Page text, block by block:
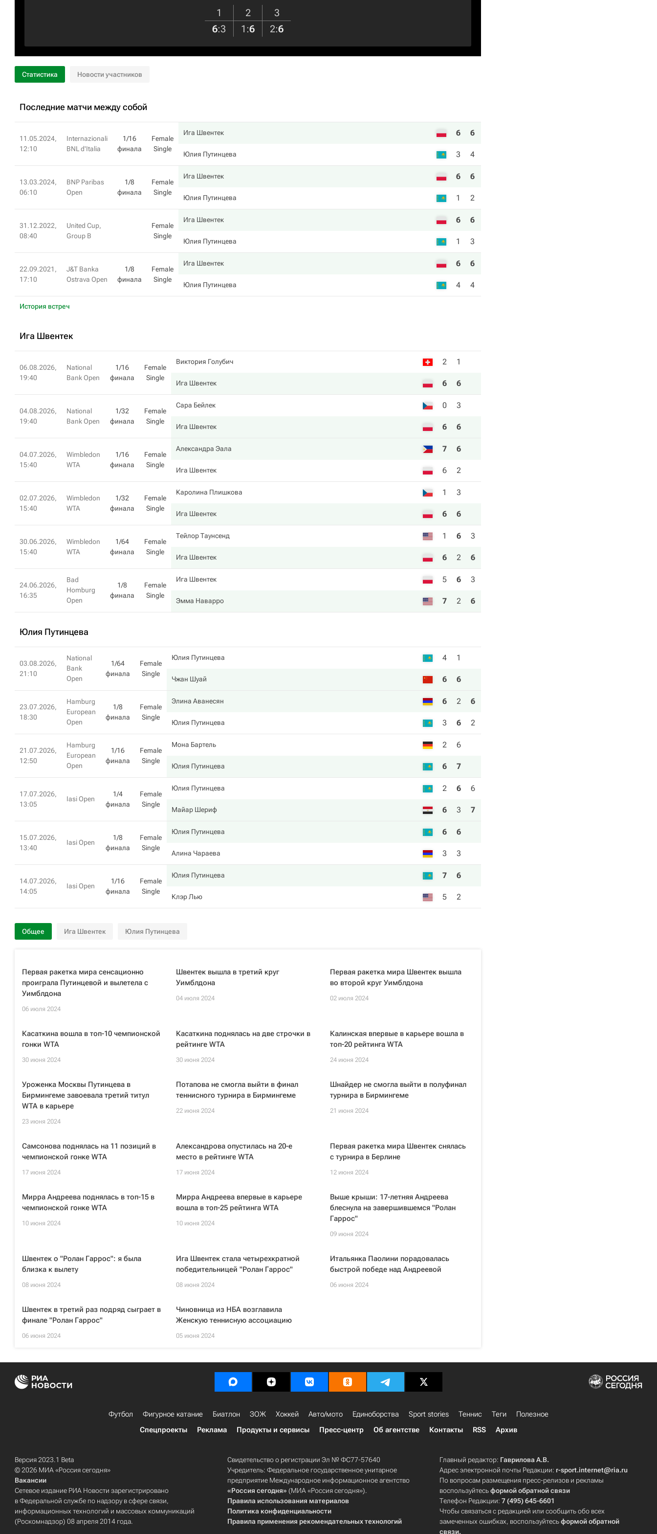
1 2
3
6:3 1 :6 2:6
Статистика Новости участников
Последние матчи между собой
11.05.2024,
12:10
Internazionali
BNL d'Italia
1/16
финала
Female
Single
Ига Швентек 6 6
Юлия Путинцева 3 4
13.03.2024,
06:10
BNP Paribas
Open
1/8
финала
Female
Single
Ига Швентек 6 6
Юлия Путинцева 1 2
31.12.2022,
08:40
United Cup,
Group B
Female
Single
Ига Швентек 6 6
Юлия Путинцева 1 3
22.09.2021,
17:10
J&T Banka
Ostrava Open
1/8
финала
Female
Single
Ига Швентек 6 6
Юлия Путинцева 4 4
История встреч
Ига Швентек
06.08.2026,
19:40
National
Bank Open
1/16
финала
Female
Single
Виктория Голубич 2 1
Ига Швентек 6 6
04.08.2026,
19:40
National
Bank Open
1/32
финала
Female
Single
Сара Бейлек 0 3
Ига Швентек 6 6
04.07.2026,
15:40
Wimbledon
WTA
1/16
финала
Female
Single
Александра Эала 7 6
Ига Швентек 6 2
02.07.2026,
15:40
Wimbledon
WTA
1/32
финала
Female
Single
Каролина Плишкова 1 3
Ига Швентек 6 6
30.06.2026,
15:40
Wimbledon
WTA
1/64
финала
Female
Single
Тейлор Таунсенд 1 6 3
Ига Швентек 6 2 6
24.06.2026,
16:35
Bad
Homburg
Open
1/8
финала
Female
Single
Ига Швентек 5 6 3
Эмма Наварро 7 2 6
Юлия Путинцева
03.08.2026,
21:10
National
Bank
Open
1/64
финала
Female
Single
Юлия Путинцева 4 1
Чжан Шуай 6 6
23.07.2026,
18:30
Hamburg
European
Open
1/8
финала
Female
Single
Элина Аванесян 6 2 6
Юлия Путинцева 3 6 2
21.07.2026,
12:50
Hamburg
European
Open
1/16
финала
Female
Single
Мона Бартель 2 6
Юлия Путинцева 6 7
17.07.2026,
13:05
Iasi Open
1/4
финала
Female
Single
Юлия Путинцева 2 6 6
Майар Шериф 6 3 7
15.07.2026,
13:40
Iasi Open
1/8
финала
Female
Single
Юлия Путинцева 6 6
Алина Чараева 3 3
14.07.2026,
14:05
Iasi Open
1/16
финала
Female
Single
Юлия Путинцева 7 6
Клэр Лью 5 2
Общее Ига Швентек Юлия Путинцева
Первая ракетка мира сенсационно
проиграла Путинцевой и вылетела с
Уимблдона
06 июля 2024
Швентек вышла в третий круг
Уимблдона
04 июля 2024
Первая ракетка мира Швентек вышла
во второй круг Уимблдона
02 июля 2024
Касаткина вошла в топ-10 чемпионской
гонки WTA
30 июня 2024
Касаткина поднялась на две строчки в
рейтинге WTA
30 июня 2024
Калинская впервые в карьере вошла в
топ-20 рейтинга WTA
24 июня 2024
Уроженка Москвы Путинцева в
Бирмингеме завоевала третий титул
WTA в карьере
23 июня 2024
Потапова не смогла выйти в финал
теннисного турнира в Бирмингеме
22 июня 2024
Шнайдер не смогла выйти в полуфинал
турнира в Бирмингеме
21 июня 2024
Самсонова поднялась на 11 позиций в
чемпионской гонке WTA
17 июня 2024
Александрова опустилась на 20-е
место в рейтинге WTA
17 июня 2024
Первая ракетка мира Швентек снялась
с турнира в Берлине
12 июня 2024
Мирра Андреева поднялась в топ-15 в
чемпионской гонке WTA
10 июня 2024
Мирра Андреева впервые в карьере
вошла в топ-25 рейтинга WTA
10 июня 2024
Выше крыши: 17-летняя Андреева
блеснула на завершившемся "Ролан
Гаррос"
09 июня 2024
Швентек о "Ролан Гаррос": я была
близка к вылету
08 июня 2024
Ига Швентек стала четырехкратной
победительницей "Ролан Гаррос"
08 июня 2024
Итальянка Паолини порадовалась
быстрой победе над Андреевой
06 июня 2024
Швентек в третий раз подряд сыграет в
финале "Ролан Гаррос"
06 июня 2024
Чиновница из НБА возглавила
Женскую теннисную ассоциацию
05 июня 2024
Футбол Фигурное катание Биатлон ЗОЖ Хоккей Авто/мото Единоборства Sport stories Теннис Теги
Полезное
Спецпроекты
Реклама Продукты и сервисы Пресс-центр Об агентстве Контакты RSS Архив
Версия 2023.1 Beta
© 2026 МИА «Россия сегодня»
Вакансии
Сетевое издание РИА Новости зарегистрировано
в Федеральной службе по надзору в сфере связи,
информационных технологий и массовых коммуникаций
(Роскомнадзор) 08 апреля 2014 года.
Свидетельство о регистрации Эл № ФС77-57640
Учредитель: Федеральное государственное унитарное
предприятие Международное информационное агентство
«Россия сегодня» (МИА «Россия сегодня»).
Правила использования материалов
Политика конфиденциальности
Правила применения рекомендательных технологий
Главный редактор: Гаврилова А.В.
Адрес электронной почты Редакции: r-sport.internet@ria.ru
По вопросам размещения пресс-релизов и рекламы
воспользуйтесьформой обратной связи
Телефон Редакции:7 (495) 645-6601
Чтобы связаться с редакцией или сообщить обо всех
замеченных ошибках, воспользуйтесьформой обратной
связи.